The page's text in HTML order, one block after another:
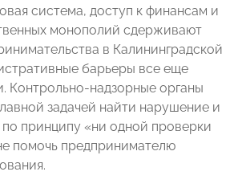
система, доступ к финансам и
монополий сдерживают
в Калининградской
барьеры все еще
Контрольно-надзорные органы
задачей найти нарушение и
по принципу «ни одной проверки
помочь предпринимателю